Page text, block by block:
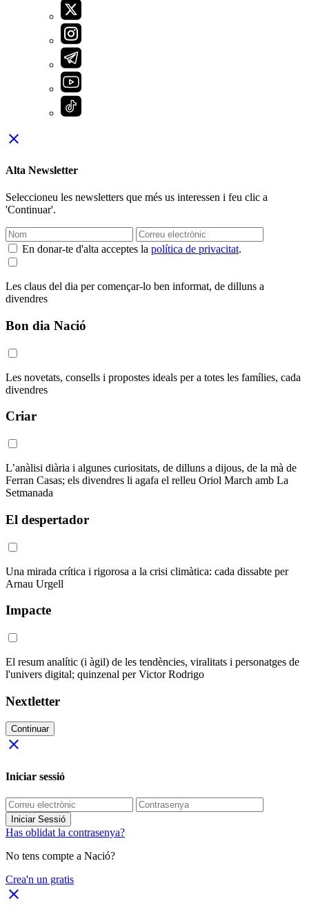
close
Alta Newsletter
Seleccioneu les newsletters que més us interessen i feu clic a
'Continuar'.
En donar-te d'alta acceptes la política de privacitat.
Les claus del dia per començar-lo ben informat, de dilluns a
divendres
Bon dia Nació
Les novetats, consells i propostes ideals per a totes les famílies, cada
divendres
Criar
L’anàlisi diària i algunes curiositats, de dilluns a dijous, de la mà de
Ferran Casas; els divendres li agafa el relleu Oriol March amb La
Setmanada
El despertador
Una mirada crítica i rigorosa a la crisi climàtica: cada dissabte per
Arnau Urgell
Impacte
El resum analític (i àgil) de les tendències, viralitats i personatges de
l'univers digital; quinzenal per Victor Rodrigo
Nextletter
Continuar
close
Iniciar sessió
Iniciar Sessió
Has oblidat la contrasenya?
No tens compte a Nació?
Crea'n un gratis
close